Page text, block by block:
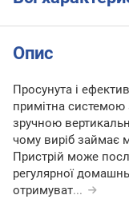
Опис
Просунута і
примітна системою
зручною
чому виріб займає
Пристрій може
регулярної
отримуват...